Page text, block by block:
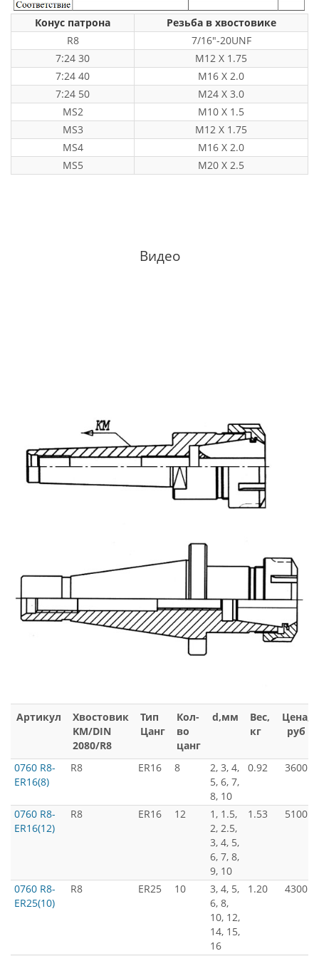
Конус патрона
Резьба в хвостовике
R8
7/16"-20UNF
7:24 30
M12 X 1.75
7:24 40
M16 X 2.0
7:24 50
M24 X 3.0
MS2
M10 X 1.5
MS3
M12 X 1.75
MS4
M16 X 2.0
MS5
M20 X 2.5
Видео
Артикул
Хвостовик
KM/DIN
2080/R8
Тип
Цанг
Кол-
во
цанг
d,мм
Вес,
кг
Цена,
руб
0760 R8-
ER16(8)
R8 ER16 8
2, 3, 4,
5, 6, 7,
8, 10
0.92 3600
0760 R8-
ER16(12)
R8 ER16 12
1, 1.5,
2, 2.5,
3, 4, 5,
6, 7, 8,
9, 10
1.53 5100
0760 R8-
ER25(10)
R8 ER25 10
3, 4, 5,
6, 8,
10, 12,
14, 15,
16
1.20 4300